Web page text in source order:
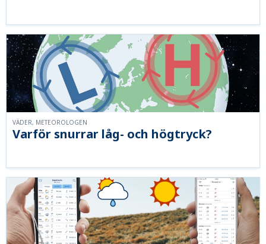
Varför snurrar låg- och högtryck?
VÄDER, METEOROLOGEN